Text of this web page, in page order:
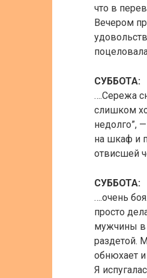
что в
Вечером
СУББОТА:
….Сережа
слишком
недолго”,
на шкаф и
отвисшей
СУББОТА:
….очень
просто
мужчины в
раздетой.
обнюхает
Я